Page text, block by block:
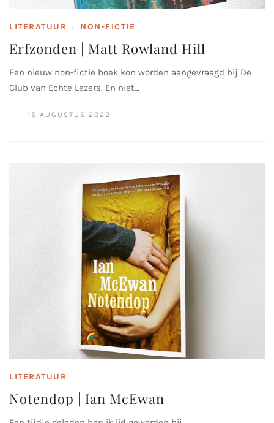
LITERATUUR / NON-FICTIE
Erfzonden | Matt Rowland Hill
Een nieuw non-fictie boek kon worden aangevraagd bij De
Club van Echte Lezers. En niet…
15 AUGUSTUS 2022
LITERATUUR
Notendop | Ian McEwan